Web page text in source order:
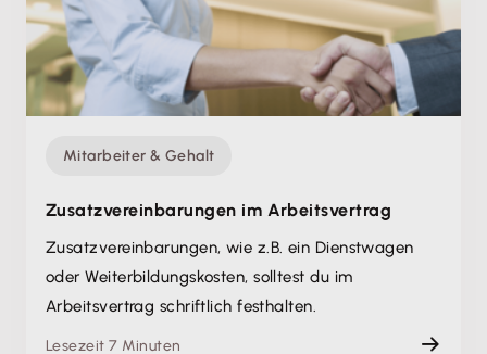
Mitarbeiter & Gehalt
Zusatzvereinbarungen im Arbeitsvertrag
Zusatz­vereinbarungen, wie z.B. ein Dienstwagen
oder Weiter­bildungskosten, solltest du im
Arbeitsvertrag schriftlich festhalten.
Lesezeit 7 Minuten